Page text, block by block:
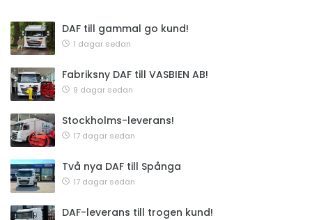
DAF till gammal go kund!
1 dagar sedan
Fabriksny DAF till VASBIEN AB!
9 dagar sedan
Stockholms-leverans!
17 dagar sedan
Två nya DAF till Spånga
17 dagar sedan
DAF-leverans till trogen kund!